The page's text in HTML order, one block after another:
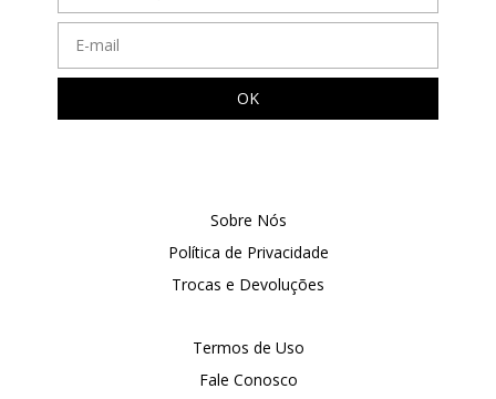
Sobre Nós
Política de Privacidade
Trocas e Devoluções
Termos de Uso
Fale Conosco